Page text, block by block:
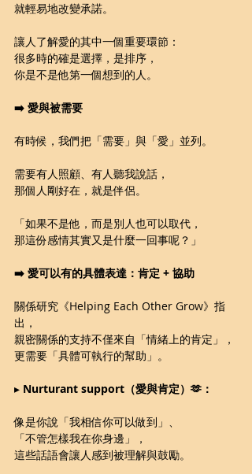
就輕易地改變承諾。
讓人了解愛的其中一個重要環節：
很多時的確是選擇，是排序，
你是不是他第一個想到的人。
➡️ 愛與被需要
有時候，我們把「需要」與「愛」並列。
需要有人照顧、有人聽我說話，
那個人剛好在，就是伴侶。
「如果不是他，而是別人也可以取代，
那這份感情其實又是什麼一回事呢？」
➡️ 愛可以有的具體表達：肯定 + 協助
關係研究《Helping Each Other Grow》指
出，
親密關係的支持不僅來自「情緒上的肯定」，
更需要「具體可執行的幫助」。
▸ Nurturant support（愛與肯定）🫶：
像是你說「我相信你可以做到」、
「不管怎樣我在你身邊」，
這些話語會讓人感到被理解與鼓勵。